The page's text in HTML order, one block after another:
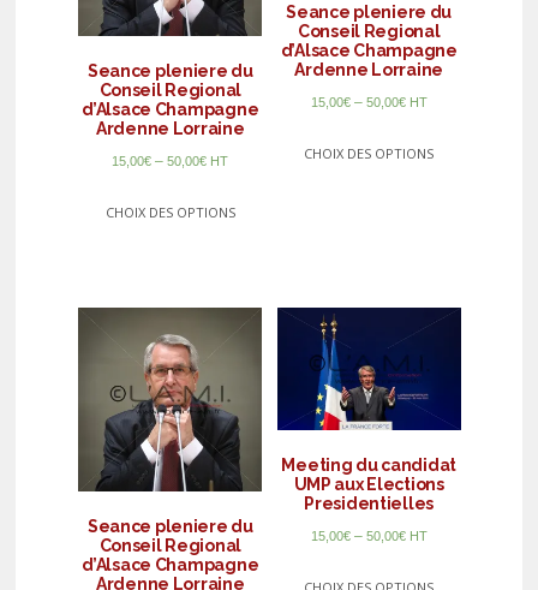
Seance pleniere du
Conseil Regional
d’Alsace Champagne
Ardenne Lorraine
15,00€ –50,00€ HT
CHOIX DES OPTIONS
Seance pleniere du
Conseil Regional
d’Alsace Champagne
Ardenne Lorraine
15,00€– 50,00€ HT
CHOIX DES OPTIONS
Seance pleniere du
Conseil Regional
d’Alsace Champagne
Ardenne Lorraine
Meeting du candidat
UMP aux Elections
Presidentielles
15,00€– 50,00€ HT